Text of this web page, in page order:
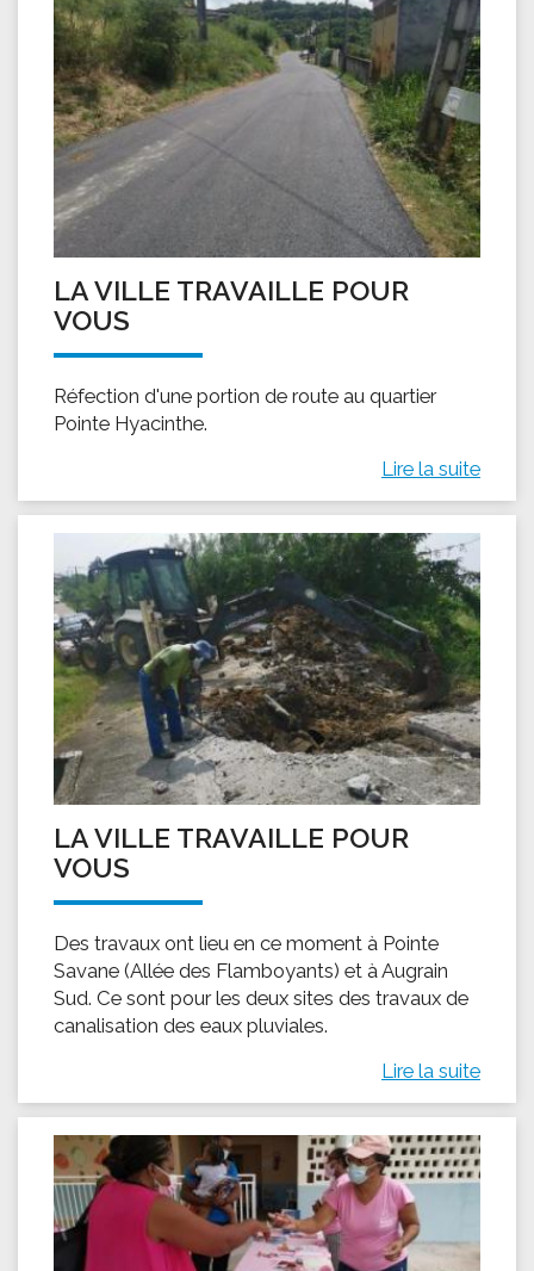
LA VILLE TRAVAILLE POUR
VOUS
Réfection d'une portion de route au quartier
Pointe Hyacinthe.
Lire la suite
LA VILLE TRAVAILLE POUR
VOUS
Des travaux ont lieu en ce moment à Pointe
Savane (Allée des Flamboyants) et à Augrain
Sud. Ce sont pour les deux sites des travaux de
canalisation des eaux pluviales.
Lire la suite